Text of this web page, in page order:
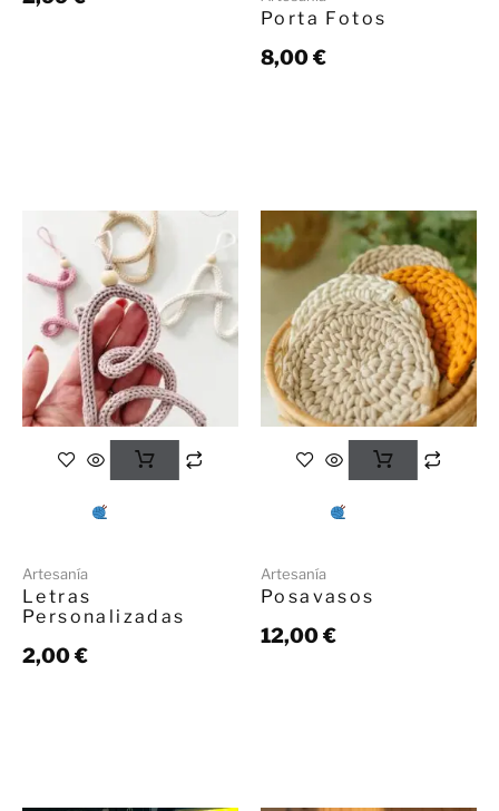
Porta Fotos
8,00€
Artesanía
Letras
Personalizadas
2,00€
Artesanía
Posavasos
12,00€